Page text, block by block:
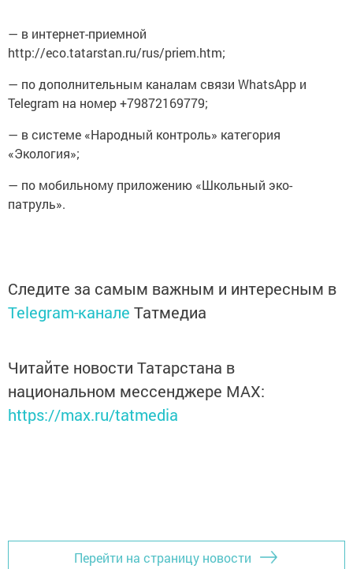
— в интернет-приемной
http://eco.tatarstan.ru/rus/priem.htm;
— по дополнительным каналам связи WhatsApp и
Telegram на номер +79872169779;
— в системе «Народный контроль» категория
«Экология»;
— по мобильному приложению «Школьный эко-
патруль».
Следите за самым важным и интересным в
Telegram-канале Татмедиа
Читайте новости Татарстана в
национальном мессенджере MАХ:
https://max.ru/tatmedia
Перейти на страницу новости